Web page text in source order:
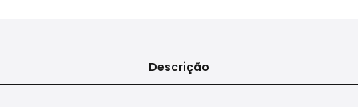
Descrição